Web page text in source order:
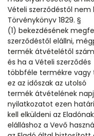
Vételi szerződéstől nem
Törvénykönyv 1829. §
(1) bekezdésének
szerződéstől elállni,
termék átvételétől
és ha a Vételi szerződés
többféle termékre vagy
ez az időszak az utolsó
termék átvételének
nyilatkozatot ezen
kell elküldeni az
elálláshoz a Vevő